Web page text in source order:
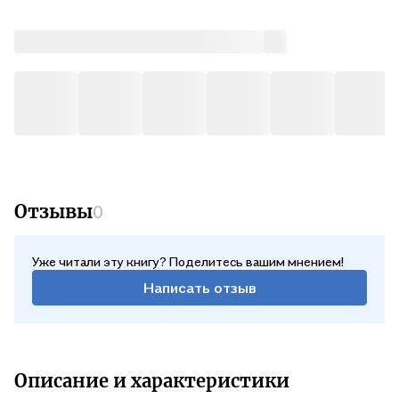
Отзывы0
Уже читали эту книгу? Поделитесь вашим мнением!
Написать отзыв
Описание и характеристики